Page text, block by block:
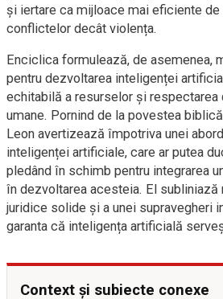
și iertare ca mijloace mai eficiente de
conflictelor decât violența.
Enciclica formulează, de asemenea,
pentru dezvoltarea inteligenței
echitabilă a resurselor și
umane. Pornind de la povestea
Leon avertizează împotriva unei
inteligenței artificiale, care ar putea
pledând în schimb pentru integrarea
în dezvoltarea acesteia. El subliniază
juridice solide și a unei supravegheri
garanta că inteligența artificială
Context și subiecte conexe